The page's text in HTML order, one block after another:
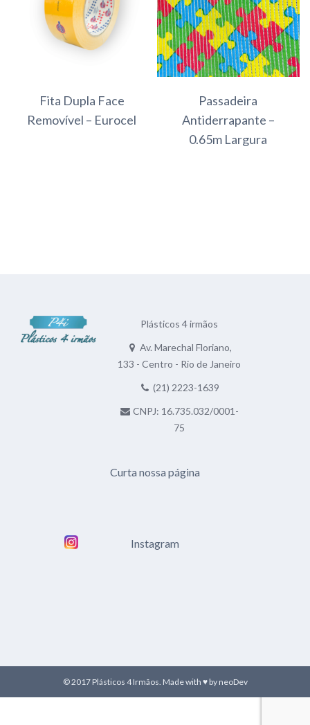
Fita Dupla Face
Removível – Eurocel
Passadeira
Antiderrapante –
0.65m Largura
Plásticos 4 irmãos
Av. Marechal Floriano,
133 - Centro - Rio de Janeiro
(21) 2223-1639
CNPJ: 16.735.032/0001-
75
Curta nossa página
Instagram
© 2017 Plásticos 4 Irmãos. Made with ♥ by neoDev